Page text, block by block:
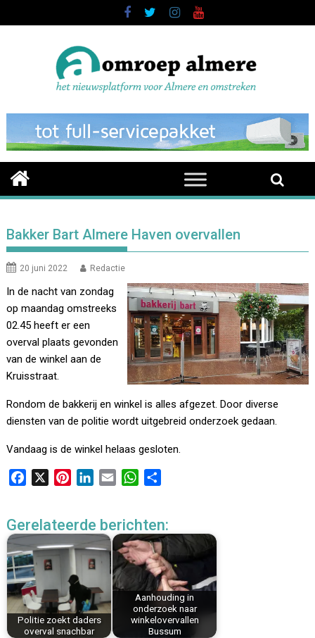
to
Bakker Bart Almere Haven overvallen
20 juni 2022 Redactie
In de nacht van zondag
op maandag omstreeks
02.45 heeft er een
overval plaats gevonden
van de winkel aan de
Kruisstraat.
Rondom de bakkerij en winkel is alles afgezet. Door diverse
diensten van de politie wordt uitgebreid onderzoek gedaan.
Vandaag is de winkel helaas gesloten.
e
o
o
k
t
e
r
e
s
t
k
e
d
n
i
l
W
t
s
A
p
p
e
n
Gerelateerde berichten:
Politie zoekt daders
overval snachbar
Aanhouding in
onderzoek naar
winkelovervallen
Bussum